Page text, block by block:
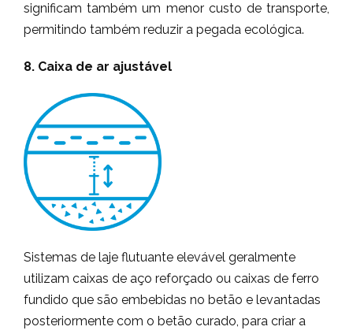
significam também um menor custo de transporte,
permitindo também reduzir a pegada ecológica.
8. Caixa de ar ajustável
Sistemas de laje flutuante elevável geralmente
utilizam caixas de aço reforçado ou caixas de ferro
fundido que são embebidas no betão e levantadas
posteriormente com o betão curado, para criar a